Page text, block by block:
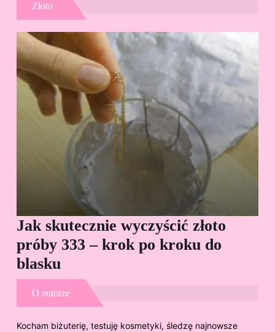
Złoto
Jak skutecznie wyczyścić złoto
próby 333 – krok po kroku do
blasku
O autorze
Kocham biżuterię, testuję kosmetyki, śledzę najnowsze